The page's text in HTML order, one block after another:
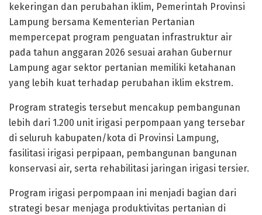
kekeringan dan perubahan iklim, Pemerintah Provinsi
Lampung bersama Kementerian Pertanian
mempercepat program penguatan infrastruktur air
pada tahun anggaran 2026 sesuai arahan Gubernur
Lampung agar sektor pertanian memiliki ketahanan
yang lebih kuat terhadap perubahan iklim ekstrem.
Program strategis tersebut mencakup pembangunan
lebih dari 1.200 unit irigasi perpompaan yang tersebar
di seluruh kabupaten/kota di Provinsi Lampung,
fasilitasi irigasi perpipaan, pembangunan bangunan
konservasi air, serta rehabilitasi jaringan irigasi tersier.
Program irigasi perpompaan ini menjadi bagian dari
strategi besar menjaga produktivitas pertanian di